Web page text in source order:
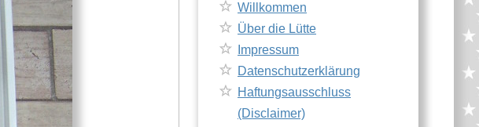
Willkommen
Über die Lütte
Impressum
Datenschutzerklärung
Haftungsausschluss
(Disclaimer)